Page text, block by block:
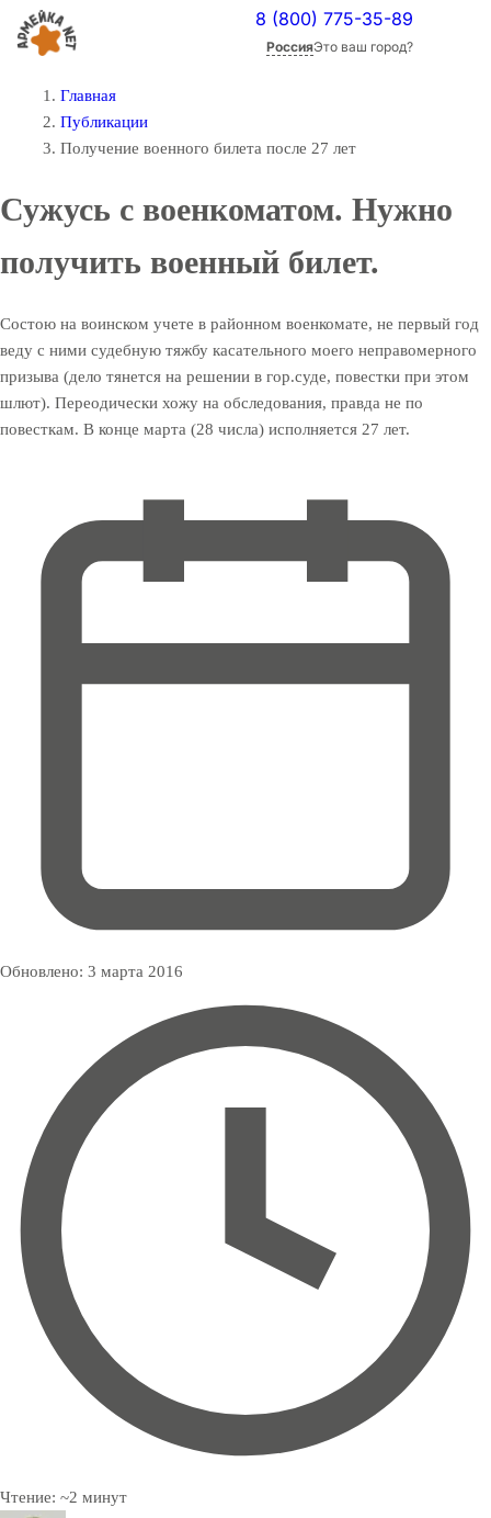
8 (800) 775-35-89
РоссияЭто ваш город?
Главная
Публикации
Получение военного билета после 27 лет
Сужусь с военкоматом. Нужно
получить военный билет.
Состою на воинском учете в районном военкомате, не первый год
веду с ними судебную тяжбу касательного моего неправомерного
призыва (дело тянется на решении в гор.суде, повестки при этом
шлют). Переодически хожу на обследования, правда не по
повесткам. В конце марта (28 числа) исполняется 27 лет.
Обновлено: 3 марта 2016
Чтение: ~2 минут